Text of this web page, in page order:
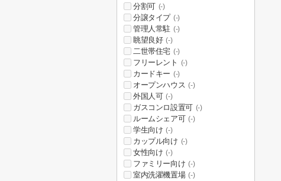
分割可 (-)
分譲タイプ (-)
管理人常駐 (-)
眺望良好 (-)
二世帯住宅 (-)
フリーレント (-)
カードキー (-)
オープンハウス (-)
外国人可 (-)
ガスコンロ設置可 (-)
ルームシェア可 (-)
学生向け (-)
カップル向け (-)
女性向け (-)
ファミリー向け (-)
室内洗濯機置場 (-)